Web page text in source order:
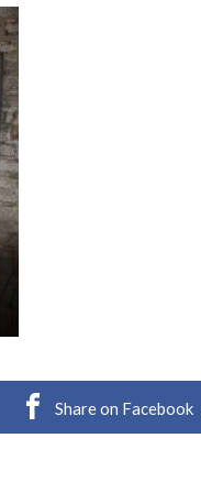
Share on Facebook